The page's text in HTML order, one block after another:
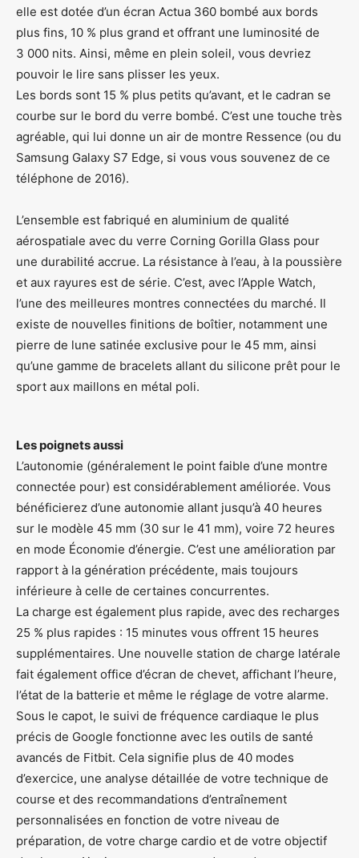
elle est dotée d’un écran Actua 360 bombé aux bords
plus fins, 10 % plus grand et offrant une luminosité de
3 000 nits. Ainsi, même en plein soleil, vous devriez
pouvoir le lire sans plisser les yeux.
Les bords sont 15 % plus petits qu’avant, et le cadran se
courbe sur le bord du verre bombé. C’est une touche très
agréable, qui lui donne un air de montre Ressence (ou du
Samsung Galaxy S7 Edge, si vous vous souvenez de ce
téléphone de 2016).
L’ensemble est fabriqué en aluminium de qualité
aérospatiale avec du verre Corning Gorilla Glass pour
une durabilité accrue. La résistance à l’eau, à la poussière
et aux rayures est de série. C’est, avec l’Apple Watch,
l’une des meilleures montres connectées du marché. Il
existe de nouvelles finitions de boîtier, notamment une
pierre de lune satinée exclusive pour le 45 mm, ainsi
qu’une gamme de bracelets allant du silicone prêt pour le
sport aux maillons en métal poli.
Les poignets aussi
L’autonomie (généralement le point faible d’une montre
connectée pour) est considérablement améliorée. Vous
bénéficierez d’une autonomie allant jusqu’à 40 heures
sur le modèle 45 mm (30 sur le 41 mm), voire 72 heures
en mode Économie d’énergie. C’est une amélioration par
rapport à la génération précédente, mais toujours
inférieure à celle de certaines concurrentes.
La charge est également plus rapide, avec des recharges
25 % plus rapides : 15 minutes vous offrent 15 heures
supplémentaires. Une nouvelle station de charge latérale
fait également office d’écran de chevet, affichant l’heure,
l’état de la batterie et même le réglage de votre alarme.
Sous le capot, le suivi de fréquence cardiaque le plus
précis de Google fonctionne avec les outils de santé
avancés de Fitbit. Cela signifie plus de 40 modes
d’exercice, une analyse détaillée de votre technique de
course et des recommandations d’entraînement
personnalisées en fonction de votre niveau de
préparation, de votre charge cardio et de votre objectif